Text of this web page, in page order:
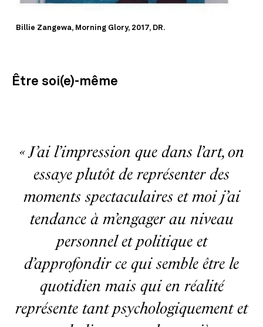
Billie Zangewa, Morning Glory, 2017, DR.
Être soi(e)-même
«J’ai l’impression que dans l’art, on
essaye plutôt de représenter des
moments spectaculaires et moi j’ai
tendance à m’engager au niveau
personnel et politique et
d’approfondir ce qui semble être le
quotidien mais qui en réalité
représente tant psychologiquement et